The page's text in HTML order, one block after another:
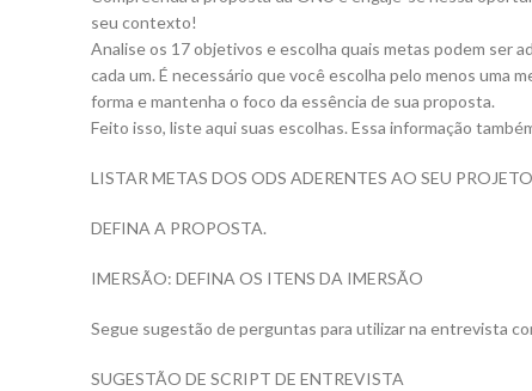
seu contexto!
Analise os 17 objetivos e escolha quais metas podem ser
cada um. É necessário que você escolha pelo menos
forma e mantenha o foco da essência de sua proposta.
Feito isso, liste aqui suas escolhas. Essa informação
LISTAR METAS DOS ODS ADERENTES AO SEU PROJETO
DEFINA A PROPOSTA.
IMERSÃO: DEFINA OS ITENS DA IMERSÃO
Segue sugestão de perguntas para utilizar na entrevista
SUGESTÃO DE SCRIPT DE ENTREVISTA